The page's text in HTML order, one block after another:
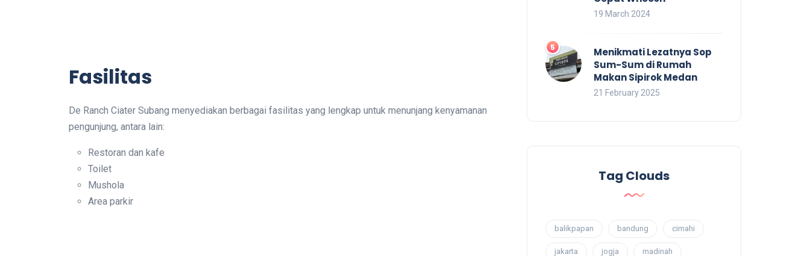
Fasilitas
De Ranch Ciater Subang menyediakan berbagai fasilitas yang lengkap untuk menunjang kenyamanan
pengunjung, antara lain:
Restoran dan kafe
Toilet
Mushola
Area parkir
19 March 2024
Menikmati Lezatnya Sop
Sum-Sum di Rumah
Makan Sipirok Medan
21 February 2025
Tag Clouds
balikpapan bandung cimahi
jakarta jogja madinah